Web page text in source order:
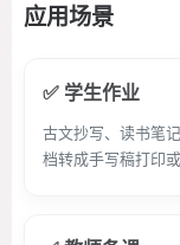
应用场景
✅ 学生作业
古文抄写、读书笔
档转成手写稿打印